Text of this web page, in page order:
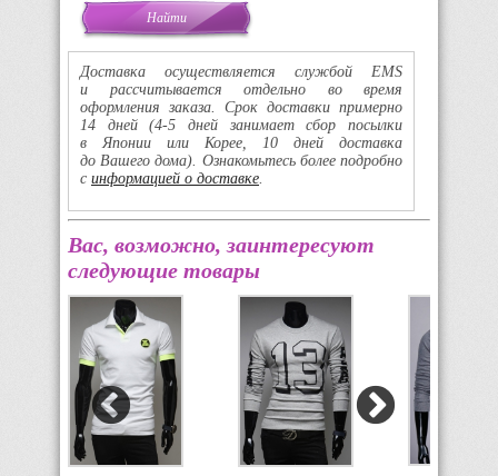
Доставка осуществляется службой EMS
и рассчитывается отдельно во время
оформления заказа. Срок доставки примерно
14 дней(4-5 дней занимает сбор посылки
в Японии или Корее, 10 дней доставка
до Вашего дома). Ознакомьтесь более подробно
с информацией о доставке.
Вас, возможно, заинтересуют
следующие товары